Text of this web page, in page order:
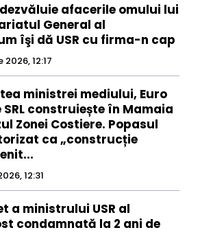
afacerile omului lui
General al
îşi dă USR cu firma-n cap
2026, 12:17
ministrei mediului, Euro
SRL construiește în Mamaia
Zonei Costiere. Popasul
ca „construcție
12:31
a ministrului USR al
condamnată la 2 ani de